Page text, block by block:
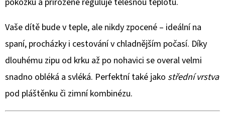
Vaše dítě bude v teple, ale nikdy zpocené – ideální na
spaní, procházky i cestování v chladnějším počasí. Díky
dlouhému zipu od krku až po nohavici se overal velmi
snadno obléká a svléká. Perfektní také jako střední vrstva
pod pláštěnku či zimní kombinézu.
CAROZOO
410